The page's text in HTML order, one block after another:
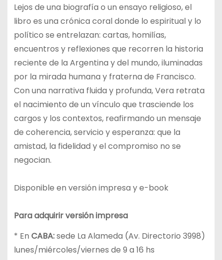
Lejos de una biografía o un ensayo religioso, el
libro es una crónica coral donde lo espiritual y lo
político se entrelazan: cartas, homilías,
encuentros y reflexiones que recorren la historia
reciente de la Argentina y del mundo, iluminadas
por la mirada humana y fraterna de Francisco.
Con una narrativa fluida y profunda, Vera retrata
el nacimiento de un vínculo que trasciende los
cargos y los contextos, reafirmando un mensaje
de coherencia, servicio y esperanza: que la
amistad, la fidelidad y el compromiso no se
negocian.
Disponible en versión impresa y e-book
Para adquirir versión impresa
* En CABA:sede La Alameda (Av. Directorio 3998)
lunes/miércoles/viernes de 9 a 16 hs